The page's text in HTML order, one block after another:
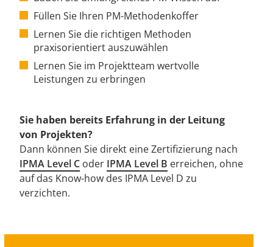
Füllen Sie Ihren PM-Methodenkoffer
Lernen Sie die richtigen Methoden
praxisorientiert auszuwählen
Lernen Sie im Projektteam wertvolle
Leistungen zu erbringen
Sie haben bereits Erfahrung in der Leitung
von Projekten?
Dann können Sie direkt eine Zertifizierung nach
IPMA Level C oder IPMA Level B erreichen, ohne
auf das Know-how des IPMA Level D zu
verzichten.